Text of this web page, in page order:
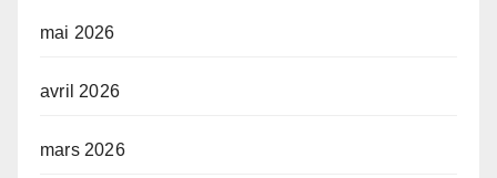
mai 2026
avril 2026
mars 2026